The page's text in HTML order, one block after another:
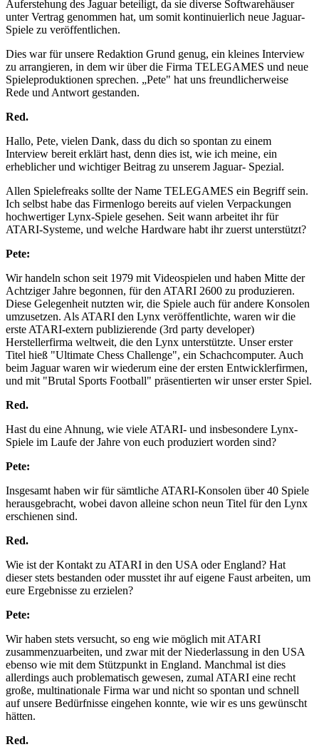
Auferstehung des Jaguar beteiligt, da sie diverse Softwarehäuser
unter Vertrag genommen hat, um somit kontinuierlich neue Jaguar-
Spiele zu veröffentlichen.
Dies war für unsere Redaktion Grund genug, ein kleines Interview
zu arrangieren, in dem wir über die Firma TELEGAMES und neue
Spieleproduktionen sprechen. „Pete" hat uns freundlicherweise
Rede und Antwort gestanden.
Red.
Hallo, Pete, vielen Dank, dass du dich so spontan zu einem
Interview bereit erklärt hast, denn dies ist, wie ich meine, ein
erheblicher und wichtiger Beitrag zu unserem Jaguar- Spezial.
Allen Spielefreaks sollte der Name TELEGAMES ein Begriff sein.
Ich selbst habe das Firmenlogo bereits auf vielen Verpackungen
hochwertiger Lynx-Spiele gesehen. Seit wann arbeitet ihr für
ATARI-Systeme, und welche Hardware habt ihr zuerst unterstützt?
Pete:
Wir handeln schon seit 1979 mit Videospielen und haben Mitte der
Achtziger Jahre begonnen, für den ATARI 2600 zu produzieren.
Diese Gelegenheit nutzten wir, die Spiele auch für andere Konsolen
umzusetzen. Als ATARI den Lynx veröffentlichte, waren wir die
erste ATARI-extern publizierende (3rd party developer)
Herstellerfirma weltweit, die den Lynx unterstützte. Unser erster
Titel hieß "Ultimate Chess Challenge", ein Schachcomputer. Auch
beim Jaguar waren wir wiederum eine der ersten Entwicklerfirmen,
und mit "Brutal Sports Football" präsentierten wir unser erster Spiel.
Red.
Hast du eine Ahnung, wie viele ATARI- und insbesondere Lynx-
Spiele im Laufe der Jahre von euch produziert worden sind?
Pete:
Insgesamt haben wir für sämtliche ATARI-Konsolen über 40 Spiele
herausgebracht, wobei davon alleine schon neun Titel für den Lynx
erschienen sind.
Red.
Wie ist der Kontakt zu ATARI in den USA oder England? Hat
dieser stets bestanden oder musstet ihr auf eigene Faust arbeiten, um
eure Ergebnisse zu erzielen?
Pete:
Wir haben stets versucht, so eng wie möglich mit ATARI
zusammenzuarbeiten, und zwar mit der Niederlassung in den USA
ebenso wie mit dem Stützpunkt in England. Manchmal ist dies
allerdings auch problematisch gewesen, zumal ATARI eine recht
große, multinationale Firma war und nicht so spontan und schnell
auf unsere Bedürfnisse eingehen konnte, wie wir es uns gewünscht
hätten.
Red.